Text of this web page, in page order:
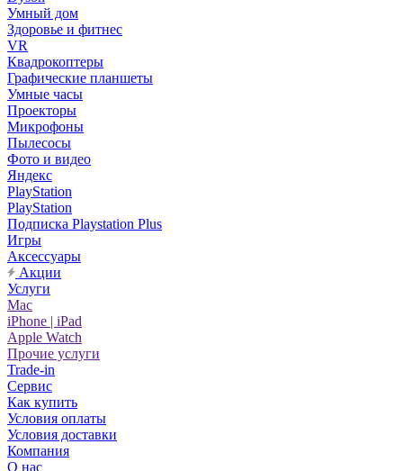
Умный дом
Здоровье и фитнес
VR
Квадрокоптеры
Графические планшеты
Умные часы
Проекторы
Микрофоны
Пылесосы
Фото и видео
Яндекс
PlayStation
PlayStation
Подписка Playstation Plus
Игры
Аксессуары
Акции
Услуги
Mac
iPhone | iPad
Apple Watch
Прочие услуги
Trade-in
Сервис
Как купить
Условия оплаты
Условия доставки
Компания
О нас